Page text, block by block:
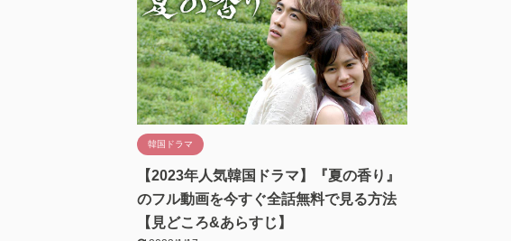
韓国ドラマ
【2023年人気韓国ドラマ】『夏の香り』
のフル動画を今すぐ全話無料で見る方法
【見どころ&あらすじ】